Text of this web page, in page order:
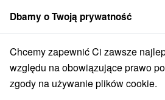
członek grupySorger
Specjalne oferty na Słowacji
Najtańsze halloween
Dbamy o Twoją prywatność
Chcemy zapewnić Ci zawsze
względu na obowiązujące prawo
zgody na używanie plików cookie.